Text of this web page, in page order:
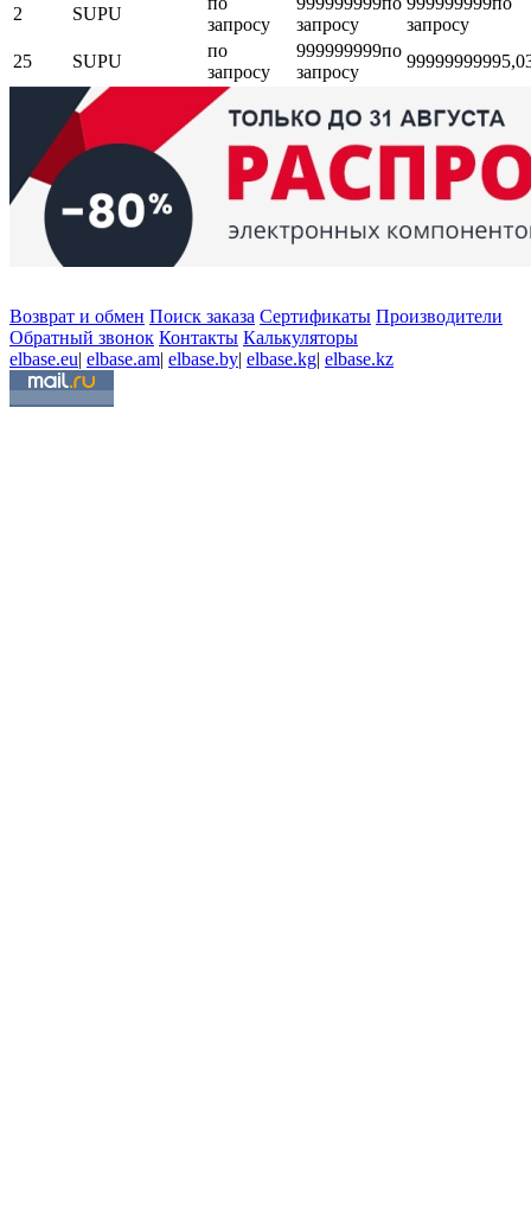
2 SUPU
запросу
запросу
запросу
25
SUPU
по
запросу
999999999по
запросу
999999999
Возврат и обмен Поиск заказа Сертификаты Производители
Обратный звонок Контакты Калькуляторы
elbase.eu| elbase.am| elbase.by| elbase.kg| elbase.kz